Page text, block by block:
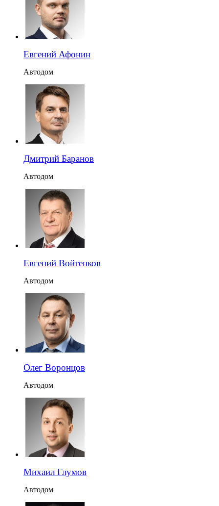
Евгений Афонин
Автодом
Дмитрий Баранов
Автодом
Евгений Войтенков
Автодом
Олег Воронцов
Автодом
Михаил Глумов
Автодом